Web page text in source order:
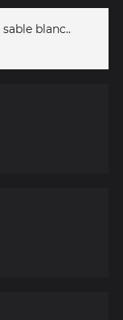
blanc..